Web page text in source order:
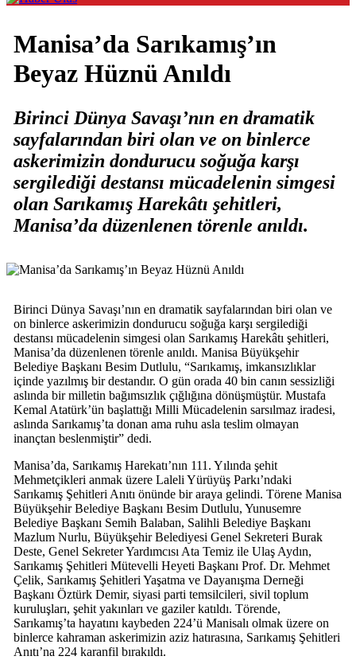
Manisa’da Sarıkamış’ın
Beyaz Hüznü Anıldı
Birinci Dünya Savaşı’nın en dramatik
sayfalarından biri olan ve on binlerce
askerimizin dondurucu soğuğa karşı
sergilediği destansı mücadelenin simgesi
olan Sarıkamış Harekâtı şehitleri,
Manisa’da düzenlenen törenle anıldı.
Birinci Dünya Savaşı’nın en dramatik sayfalarından biri olan ve
on binlerce askerimizin dondurucu soğuğa karşı sergilediği
destansı mücadelenin simgesi olan Sarıkamış Harekâtı şehitleri,
Manisa’da düzenlenen törenle anıldı. Manisa Büyükşehir
Belediye Başkanı Besim Dutlulu, “Sarıkamış, imkansızlıklar
içinde yazılmış bir destandır. O gün orada 40 bin canın sessizliği
aslında bir milletin bağımsızlık çığlığına dönüşmüştür. Mustafa
Kemal Atatürk’ün başlattığı Milli Mücadelenin sarsılmaz iradesi,
aslında Sarıkamış’ta donan ama ruhu asla teslim olmayan
inançtan beslenmiştir” dedi.
Manisa’da, Sarıkamış Harekatı’nın 111. Yılında şehit
Mehmetçikleri anmak üzere Laleli Yürüyüş Parkı’ndaki
Sarıkamış Şehitleri Anıtı önünde bir araya gelindi. Törene Manisa
Büyükşehir Belediye Başkanı Besim Dutlulu, Yunusemre
Belediye Başkanı Semih Balaban, Salihli Belediye Başkanı
Mazlum Nurlu, Büyükşehir Belediyesi Genel Sekreteri Burak
Deste, Genel Sekreter Yardımcısı Ata Temiz ile Ulaş Aydın,
Sarıkamış Şehitleri Mütevelli Heyeti Başkanı Prof. Dr. Mehmet
Çelik, Sarıkamış Şehitleri Yaşatma ve Dayanışma Derneği
Başkanı Öztürk Demir, siyasi parti temsilcileri, sivil toplum
kuruluşları, şehit yakınları ve gaziler katıldı. Törende,
Sarıkamış’ta hayatını kaybeden 224’ü Manisalı olmak üzere on
binlerce kahraman askerimizin aziz hatırasına, Sarıkamış Şehitleri
Anıtı’na 224 karanfil bırakıldı.